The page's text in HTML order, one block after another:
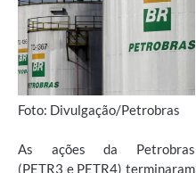
Foto: Divulgação/Petrobras
As ações da Petrobras
(PETR3 e PETR4) terminaram